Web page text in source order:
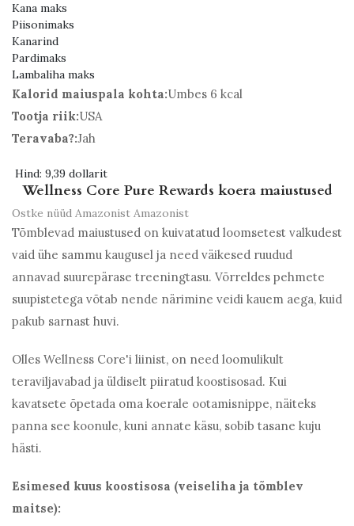
Kana maks
Piisonimaks
Kanarind
Pardimaks
Lambaliha maks
Kalorid maiuspala kohta:Umbes 6 kcal
Tootja riik:USA
Teravaba?:Jah
Hind: 9,39 dollarit
Wellness Core Pure Rewards koera maiustused
Ostke nüüd Amazonist Amazonist
Tõmblevad maiustused on kuivatatud loomsetest valkudest
vaid ühe sammu kaugusel ja need väikesed ruudud
annavad suurepärase treeningtasu. Võrreldes pehmete
suupistetega võtab nende närimine veidi kauem aega, kuid
pakub sarnast huvi.
Olles Wellness Core'i liinist, on need loomulikult
teraviljavabad ja üldiselt piiratud koostisosad. Kui
kavatsete õpetada oma koerale ootamisnippe, näiteks
panna see koonule, kuni annate käsu, sobib tasane kuju
hästi.
Esimesed kuus koostisosa (veiseliha ja tõmblev
maitse):